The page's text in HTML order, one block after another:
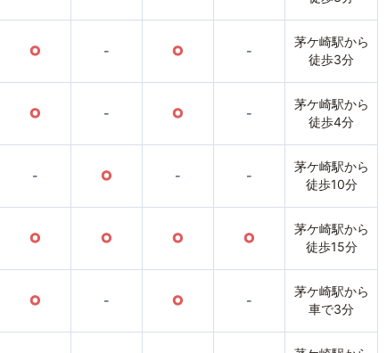
○ - ○ -
茅ケ崎駅から
徒歩3分
○ - ○ -
茅ケ崎駅から
徒歩4分
- ○ - -
茅ケ崎駅から
徒歩10分
○ ○ ○ ○
茅ケ崎駅から
徒歩15分
○ - ○ -
茅ケ崎駅から
車で3分